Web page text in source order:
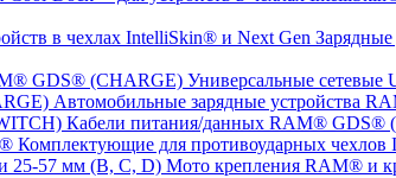
Универсальные
Автомобильные зарядные устройства
Кабели питания/данных RAM® GDS®
Комплектующие для противоударных чехлов
Мото крепления RAM® и